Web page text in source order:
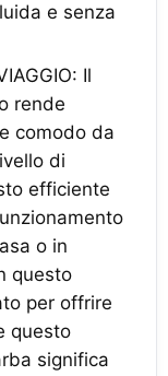
e senza
Il
rende
comodo da
di
efficiente
o in
questo
per offrire
questo
significa